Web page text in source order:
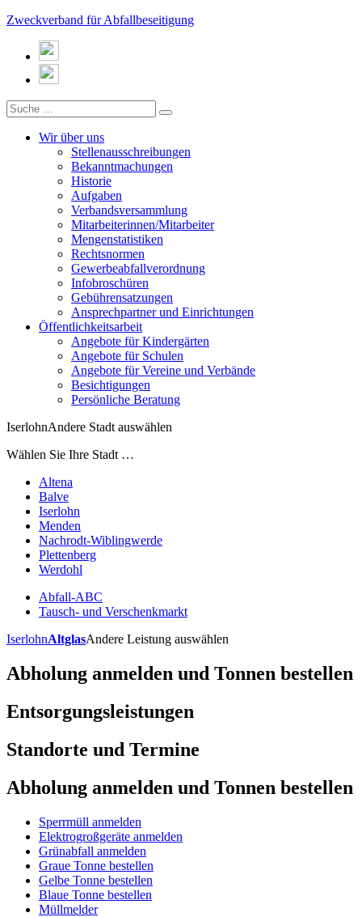
Zweckverband für Abfallbeseitigung
Wir über uns
Stellenausschreibungen
Bekanntmachungen
Historie
Aufgaben
Verbandsversammlung
Mitarbeiterinnen/Mitarbeiter
Mengenstatistiken
Rechtsnormen
Gewerbeabfallverordnung
Infobroschüren
Gebührensatzungen
Ansprechpartner und Einrichtungen
Öffentlichkeitsarbeit
Angebote für Kindergärten
Angebote für Schulen
Angebote für Vereine und Verbände
Besichtigungen
Persönliche Beratung
IserlohnAndere Stadt auswählen
Wählen Sie Ihre Stadt …
Altena
Balve
Iserlohn
Menden
Nachrodt-Wiblingwerde
Plettenberg
Werdohl
Abfall-ABC
Tausch- und Verschenkmarkt
IserlohnAltglasAndere Leistung auswählen
Abholung anmelden und Tonnen bestellen
Entsorgungsleistungen
Standorte und Termine
Abholung anmelden und Tonnen bestellen
Sperrmüll anmelden
Elektrogroßgeräte anmelden
Grünabfall anmelden
Graue Tonne bestellen
Gelbe Tonne bestellen
Blaue Tonne bestellen
Müllmelder